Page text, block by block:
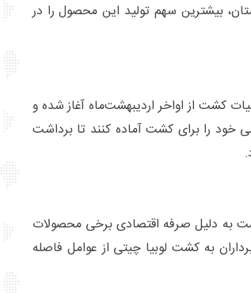
کشت استان، بیشترین سهم تولید این محصول را در
کشت از اواخر اردیبهشت‌ماه آغاز شده و
خود را برای کشت آماده کنند تا برداشت
به دلیل صرفه اقتصادی برخی محصولات
به کشت لوبیا چیتی از عوامل فاصله